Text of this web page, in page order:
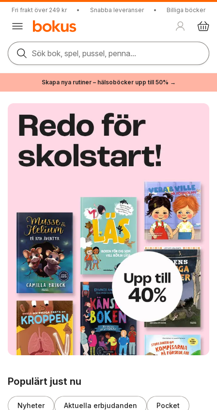
Fri frakt över 249 kr • Snabba leveranser • Billiga böcker
Sök bok, spel, pussel, penna...
Skapa nya rutiner – hälsoböcker upp till 50% →
Populärt just nu
Nyheter Aktuella erbjudanden Pocket